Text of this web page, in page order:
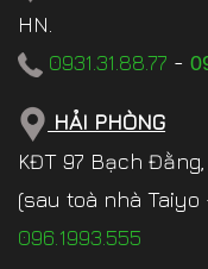
HN.
0931.31.88.77 -
HẢI PHÒNG
KĐT 97 Bạch
(sau toà nhà Taiyo
096.1993.555